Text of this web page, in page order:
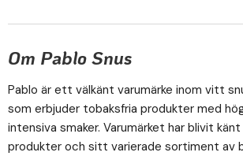
Om Pablo Snus
Pablo är ett välkänt varumärke inom vitt
som erbjuder tobaksfria produkter med
intensiva smaker. Varumärket har blivit
produkter och sitt varierade sortiment av